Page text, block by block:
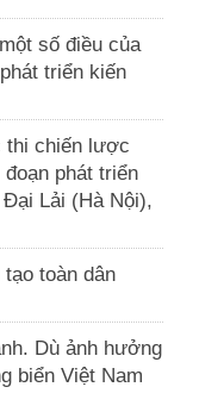
số điều của
triển kiến
thi chiến lược
phát triển
Lải (Hà Nội),
toàn dân
Dù ảnh hưởng
biển Việt Nam